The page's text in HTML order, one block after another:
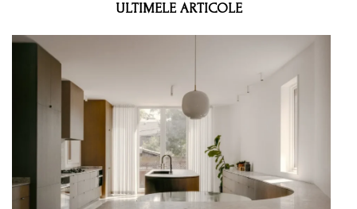
ULTIMELE ARTICOLE